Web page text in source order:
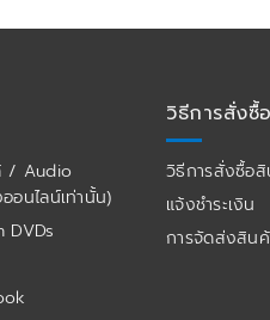
/ Audio
นไลน์เท่านั้น)
DVDs
วิธีการสั่งซื้
วิธีการสั่งซื้อสิ
แจ้งชำระเงิน
การจัดส่งสินค้